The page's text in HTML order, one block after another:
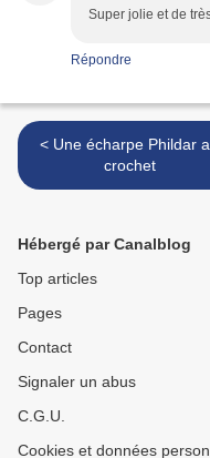
Super jolie et de
Répondre
< Une écharpe Phildar au
crochet
Hébergé par Canalblog
Top articles
Pages
Contact
Signaler un abus
C.G.U.
Cookies et données